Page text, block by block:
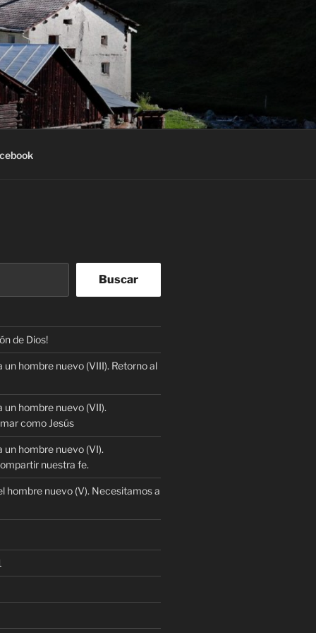
Buscar
de Dios!
un hombre nuevo (VIII). Retorno al
un hombre nuevo (VII).
como Jesús
un hombre nuevo (VI).
nuestra fe.
hombre nuevo (V). Necesitamos a